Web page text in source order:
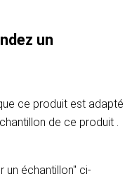
un
ce produit est adapté
de ce produit .
un échantillon" ci-